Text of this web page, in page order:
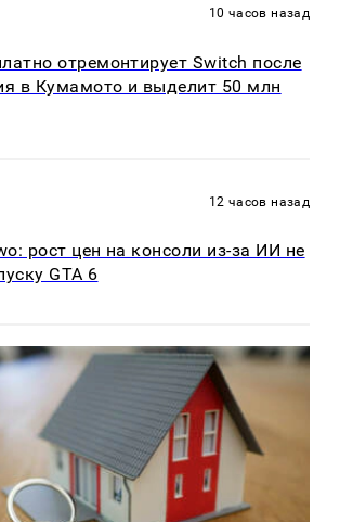
10 часов назад
отремонтирует Switch после
в Кумамото и выделит 50 млн
12 часов назад
рост цен на консоли из-за ИИ не
GTA 6